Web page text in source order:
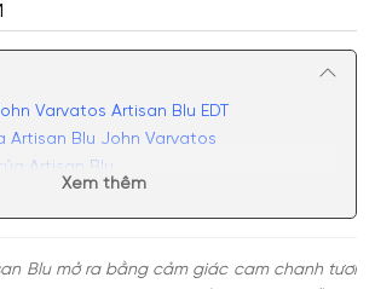
Varvatos Artisan Blu EDT
Artisan Blu John Varvatos
Artisan Blu
Xem thêm
Blu mở ra bằng cảm giác cam chanh tươi